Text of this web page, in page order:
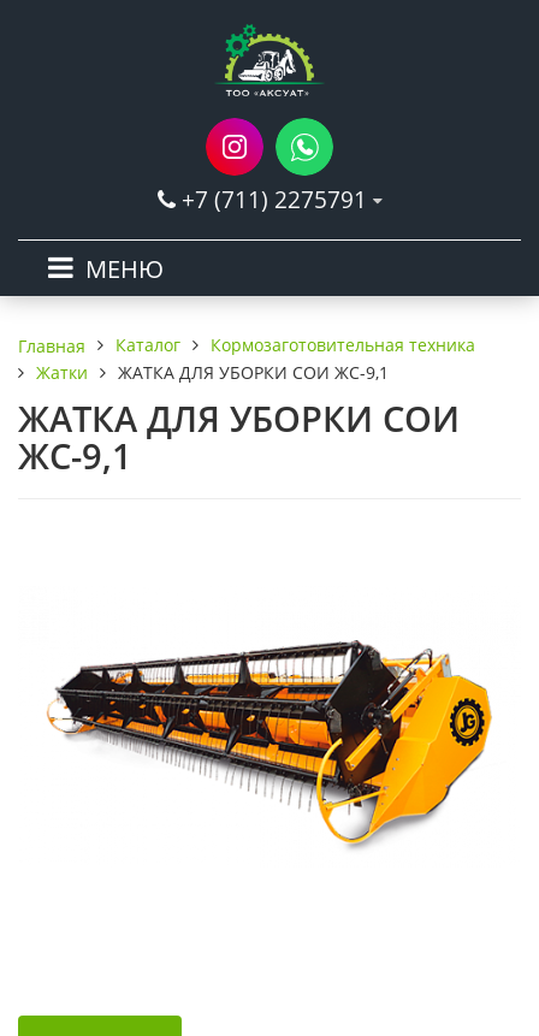
+7 (711) 2275791
МЕНЮ
Главная Каталог
Кормозаготовительная техника
Жатки
ЖАТКА ДЛЯ УБОРКИ СОИ ЖС-9,1
ЖАТКА ДЛЯ УБОРКИ СОИ
ЖС-9,1